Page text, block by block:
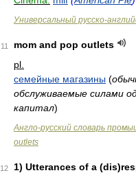
Универсальный русско-
11
mom and pop outlets
pl.
семейные магазины (
обслуживаемые силами
капитал)
Англо-русский словарь
outlets
12
1) Utterances of a